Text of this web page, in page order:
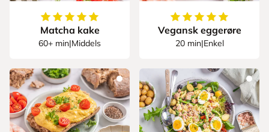
5av5stjerner
Matcha kake
60+ min|Middels
5av5stjerner
Vegansk eggerøre
20 min|Enkel